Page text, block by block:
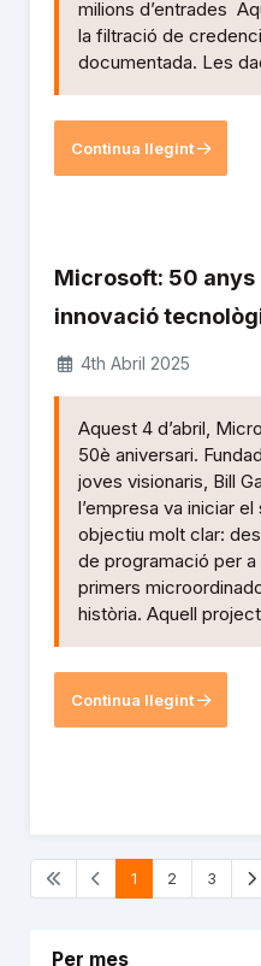
milions d’entrades
la filtració de
documentada. Les
Continua llegint
Microsoft: 50 anys
innovació
4th Abril 2025
Aquest 4 d’abril,
50è aniversari.
joves visionaris, Bill
l’empresa va iniciar
objectiu molt clar:
de programació per a
primers
història. Aquell
Continua llegint
1 2 3
Per mes